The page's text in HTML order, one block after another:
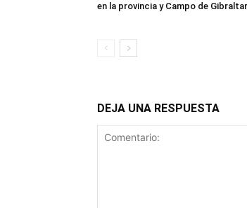
en la provincia y Campo de Gibraltar
DEJA UNA RESPUESTA